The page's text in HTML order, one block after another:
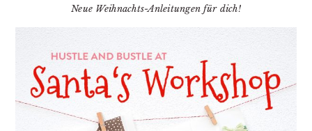
Neue Weihnachts-Anleitungen für dich!